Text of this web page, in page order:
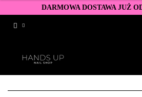
DARMOWA DOSTAWA JUŻ